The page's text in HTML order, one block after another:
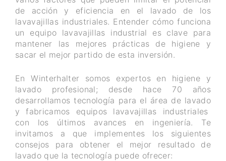
de acción y eficiencia en el lavado de los
lavavajillas industriales. Entender cómo funciona
un equipo lavavajillas industrial es clave para
mantener las mejores prácticas de higiene y
sacar el mejor partido de esta inversión.
En Winterhalter somos expertos en higiene y
lavado profesional; desde hace 70 años
desarrollamos tecnología para el área de lavado
y fabricamos equipos lavavajillas industriales
con los últimos avances en ingeniería. Te
invitamos a que implementes los siguientes
consejos para obtener el mejor resultado de
lavado que la tecnología puede ofrecer: